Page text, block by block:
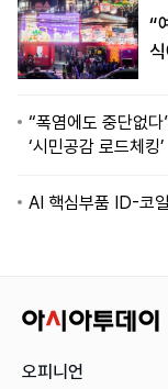
“
“폭염에도 중단없
‘시민공감 로드체킹’
AI 핵심부품 ID-코
오피니언